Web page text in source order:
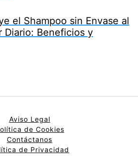
el Shampoo sin Envase al
Diario: Beneficios y
Aviso Legal
de Cookies
Contáctanos
de Privacidad